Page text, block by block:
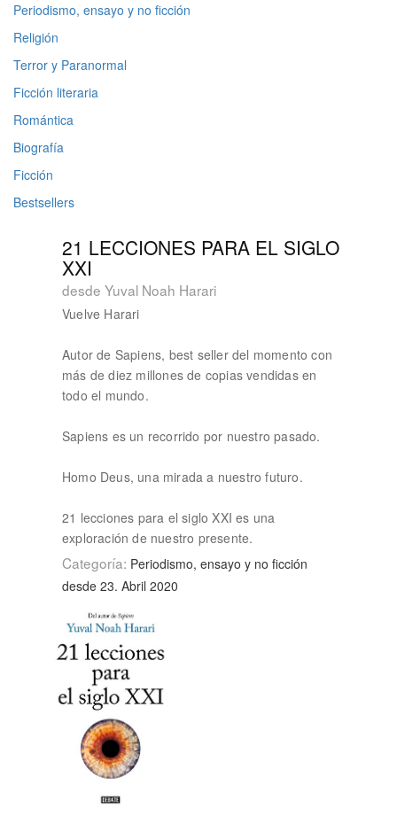
Periodismo, ensayo y no ficción
Religión
Terror y Paranormal
Ficción literaria
Romántica
Biografía
Ficción
Bestsellers
21 LECCIONES PARA EL SIGLO
XXI
desde Yuval Noah Harari
Vuelve Harari
Autor de Sapiens, best seller del momento con
más de diez millones de copias vendidas en
todo el mundo.
Sapiens es un recorrido por nuestro pasado.
Homo Deus, una mirada a nuestro futuro.
21 lecciones para el siglo XXI es una
exploración de nuestro presente.
Categoría: Periodismo, ensayo y no ficción
desde 23. Abril 2020